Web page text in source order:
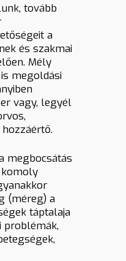
tovább
a
és szakmai
Mély
megoldási
vagy, legyél
megbocsátás
komoly
(méreg) a
táptalaja
problémák,